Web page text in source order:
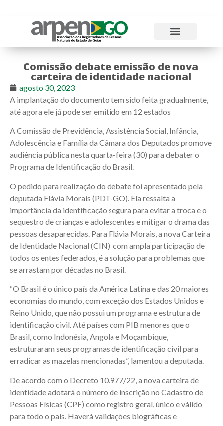
Comissão debate emissão de nova
carteira de identidade nacional
agosto 30, 2023
A implantação do documento tem sido feita gradualmente,
até agora ele já pode ser emitido em 12 estados
A Comissão de Previdência, Assistência Social, Infância,
Adolescência e Família da Câmara dos Deputados promove
audiência pública nesta quarta-feira (30) para debater o
Programa de Identificação do Brasil.
O pedido para realização do debate foi apresentado pela
deputada Flávia Morais (PDT-GO). Ela ressalta a
importância da identificação segura para evitar a troca e o
sequestro de crianças e adolescentes e mitigar o drama das
pessoas desaparecidas. Para Flávia Morais, a nova Carteira
de Identidade Nacional (CIN), com ampla participação de
todos os entes federados, é a solução para problemas que
se arrastam por décadas no Brasil.
“O Brasil é o único país da América Latina e das 20 maiores
economias do mundo, com exceção dos Estados Unidos e
Reino Unido, que não possui um programa e estrutura de
identificação civil. Até países com PIB menores que o
Brasil, como Indonésia, Angola e Moçambique,
estruturaram seus programas de identificação civil para
erradicar as mazelas mencionadas”, lamentou a deputada.
De acordo com o Decreto 10.977/22, a nova carteira de
identidade adotará o número de inscrição no Cadastro de
Pessoas Físicas (CPF) como registro geral, único e válido
para todo o país. Haverá validações biográficas e